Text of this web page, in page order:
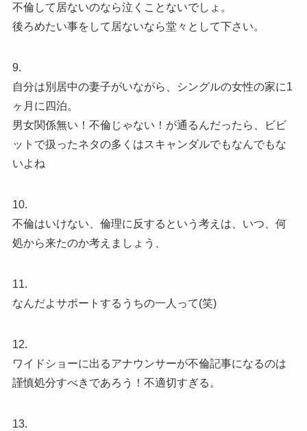
不倫して居ないのなら泣くことないでしょ。
後ろめたい事をして居ないなら堂々として下さい。
9.
自分は別居中の妻子がいながら、シングルの女性の家に1
ヶ月に四泊。
男女関係無い！不倫じゃない！が通るんだったら、ビビ
ットで扱ったネタの多くはスキャンダルでもなんでもな
いよね
10.
不倫はいけない、倫理に反するという考えは、いつ、何
処から来たのか考えましょう、
11.
なんだよサポートするうちの一人って(笑)
12.
ワイドショーに出るアナウンサーが不倫記事になるのは
謹慎処分すべきであろう！不適切すぎる。
13.